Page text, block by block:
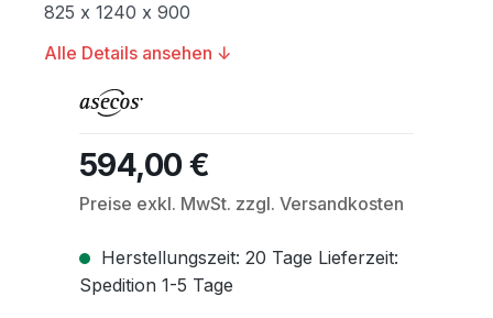
825 x 1240 x 900
Alle Details ansehen ↓
Regulärer Preis:
594,00 €
Preise exkl. MwSt. zzgl. Versandkosten
Herstellungszeit: 20 Tage Lieferzeit:
Spedition 1-5 Tage